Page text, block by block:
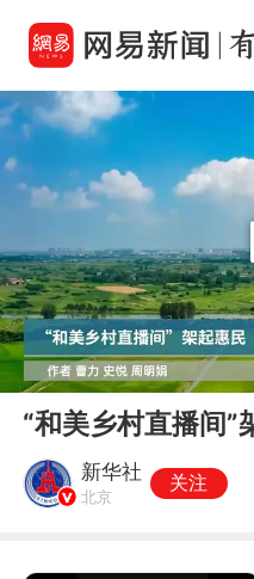
00:00
“和美乡村直播间”
新华社
北京
关注